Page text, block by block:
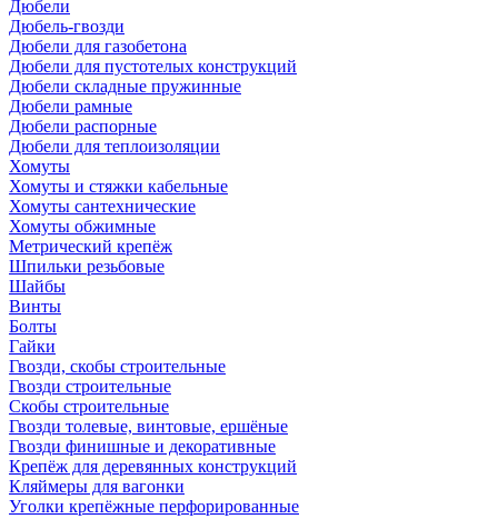
Дюбели
Дюбель-гвозди
Дюбели для газобетона
Дюбели для пустотелых конструкций
Дюбели складные пружинные
Дюбели рамные
Дюбели распорные
Дюбели для теплоизоляции
Хомуты
Хомуты и стяжки кабельные
Хомуты сантехнические
Хомуты обжимные
Метрический крепёж
Шпильки резьбовые
Шайбы
Винты
Болты
Гайки
Гвозди, скобы строительные
Гвозди строительные
Скобы строительные
Гвозди толевые, винтовые, ершёные
Гвозди финишные и декоративные
Крепёж для деревянных конструкций
Кляймеры для вагонки
Уголки крепёжные перфорированные